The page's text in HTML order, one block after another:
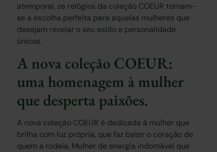
atemporal, os relógios da coleção COEUR tornam-
se a escolha perfeita para aquelas mulheres que
desejam revelar o seu estilo e personalidade
únicos.
A nova coleção COEUR:
uma homenagem à mulher
que desperta paixões.
A nova coleção COEUR é dedicada à mulher que
brilha com luz própria, que faz bater o coração de
quem a rodeia. Mulher de energia indomável que